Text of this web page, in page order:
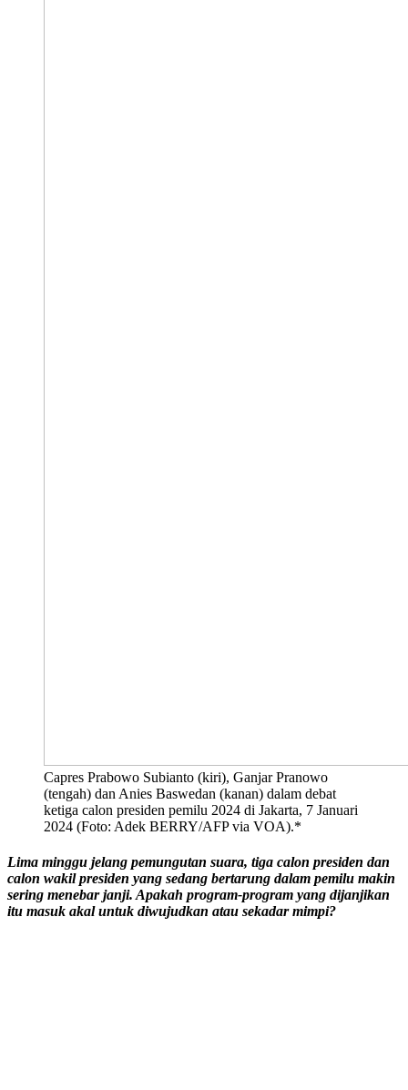
Capres Prabowo Subianto (kiri), Ganjar Pranowo
(tengah) dan Anies Baswedan (kanan) dalam debat
ketiga calon presiden pemilu 2024 di Jakarta, 7 Januari
2024 (Foto: Adek BERRY/AFP via VOA).*
Lima minggu jelang pemungutan suara, tiga calon presiden dan
calon wakil presiden yang sedang bertarung dalam pemilu makin
sering menebar janji. Apakah program-program yang dijanjikan
itu masuk akal untuk diwujudkan atau sekadar mimpi?